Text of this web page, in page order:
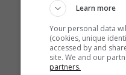
Learn more
Your personal data
(cookies, unique
accessed by and
site. We and our
partners.